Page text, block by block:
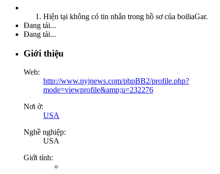
Hiện tại không có tin nhắn trong hồ sơ của boiliaGar.
Đang tải...
Đang tải...
Giới thiệu
Web:
http://www.nyjnews.com/phpBB2/profile.php?
mode=viewprofile&amp;u=232276
Nơi ở:
USA
Nghề nghiệp:
USA
Giới tính: